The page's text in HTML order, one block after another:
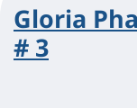
Gloria
# 3